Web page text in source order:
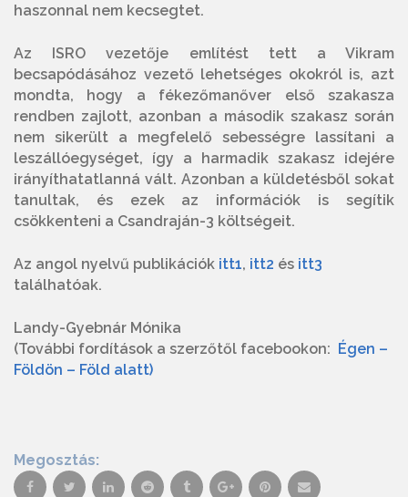
haszonnal nem kecsegtet.
Az ISRO vezetője említést tett a Vikram
becsapódásához vezető lehetséges okokról is, azt
mondta, hogy a fékezőmanőver első szakasza
rendben zajlott, azonban a második szakasz során
nem sikerült a megfelelő sebességre lassítani a
leszállóegységet, így a harmadik szakasz idejére
irányíthatatlanná vált. Azonban a küldetésből sokat
tanultak, és ezek az információk is segítik
csökkenteni a Csandraján-3 költségeit.
Az angol nyelvű publikációk itt1, itt2 és itt3
találhatóak.
Landy-Gyebnár Mónika
(További fordítások a szerzőtől facebookon: Égen –
Földön – Föld alatt)
Megosztás: